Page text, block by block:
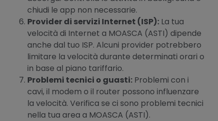
chiudi le app non necessarie.
Provider di servizi Internet (ISP): La tua
velocità di Internet a MOASCA (ASTI) dipende
anche dal tuo ISP. Alcuni provider potrebbero
limitare la velocità durante determinati orari o
in base al piano tariffario.
Problemi tecnici o guasti: Problemi con i
cavi, il modem o il router possono influenzare
la velocità. Verifica se ci sono problemi tecnici
nella tua area a MOASCA (ASTI).